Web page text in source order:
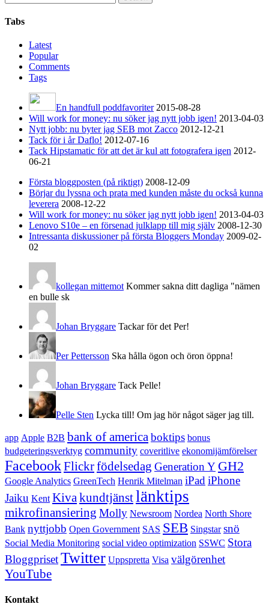
for:
Tabs
Latest
Popular
Comments
Tags
En handfull poddfavoriter 2015-08-28
Will work for money: nu söker jag nytt jobb igen! 2013-04-03
Nytt jobb: nu byter jag SEB mot Zacco 2012-12-21
Tack för i år Daflo! 2012-07-16
Tack Hipstamatic för att det är kul att fotografera igen 2012-
06-21
Första bloggposten (på riktigt) 2008-12-09
Börjar du lyssna och prata med kunden måste du också kunna
leverera 2008-12-22
Will work for money: nu söker jag nytt jobb igen! 2013-04-03
Lenovo S10e – en försenad julklapp till mig själv 2008-12-30
Intressanta diskussioner på första Bloggers Monday 2009-02-
02
kollegan mittemot Kommer sakna ditt dagliga "nämen
en bulle sk
Johan Bryggare Tackar för det Per!
Per Pettersson Ska hålla ögon och öron öppna!
Johan Bryggare Tack Pelle!
Pelle Sten Lycka till! Om jag hör något säger jag till.
app Apple B2B bank of america boktips bonus
budgeteringsverktyg community coveritlive ekonomijämförelser
FacebookFlickrfödelsedag Generation Y GH2
Google Analytics GreenTech Henrik Mitelman iPadiPhone
Jaiku Kent Kiva kundtjänstlänktips
mikrofinansiering Molly Newsroom Nordea North Shore
Bank nyttjobb Open Government SAS SEB Singstar snö
Social Media Monitoring social video optimization SSWC Stora
BloggprisetTwitter Uppspretta Visa välgörenhet
YouTube
Kontakt